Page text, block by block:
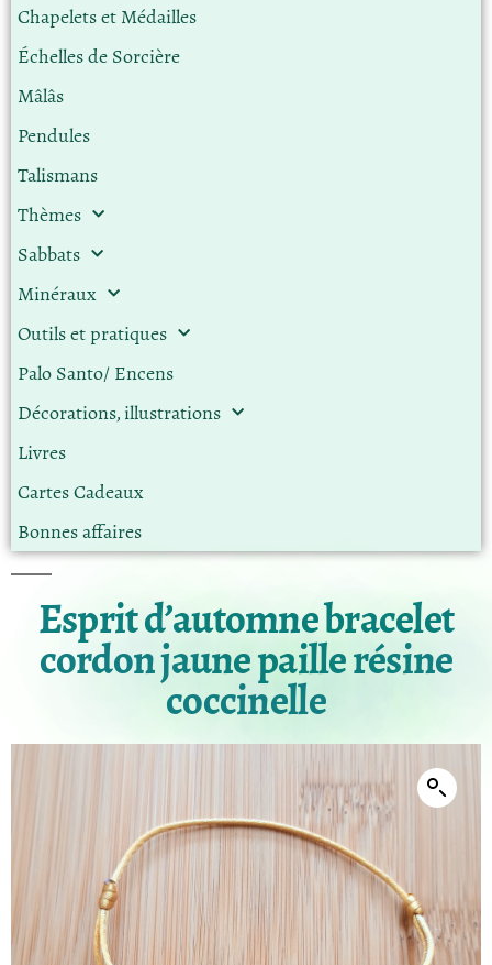
Chapelets et Médailles
Échelles de Sorcière
Mâlâs
Pendules
Talismans
Thèmes
Sabbats
Minéraux
Outils et pratiques
Palo Santo/ Encens
Décorations, illustrations
Livres
Cartes Cadeaux
Bonnes affaires
Esprit d’automne bracelet
cordon jaune paille résine
coccinelle